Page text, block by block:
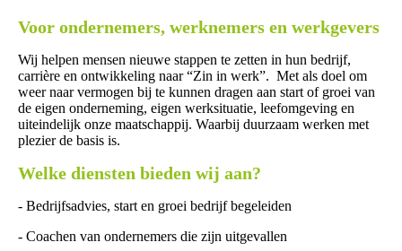
Voor ondernemers, werknemers en werkgevers
Wij helpen mensen nieuwe stappen te zetten in hun bedrijf,
carrière en ontwikkeling naar “Zin in werk”. Met als doel om
weer naar vermogen bij te kunnen dragen aan start of groei van
de eigen onderneming, eigen werksituatie, leefomgeving en
uiteindelijk onze maatschappij. Waarbij duurzaam werken met
plezier de basis is.
Welke diensten bieden wij aan?
- Bedrijfsadvies, start en groei bedrijf begeleiden
- Coachen van ondernemers die zijn uitgevallen